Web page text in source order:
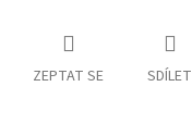
ZEPTAT SE SDÍLET